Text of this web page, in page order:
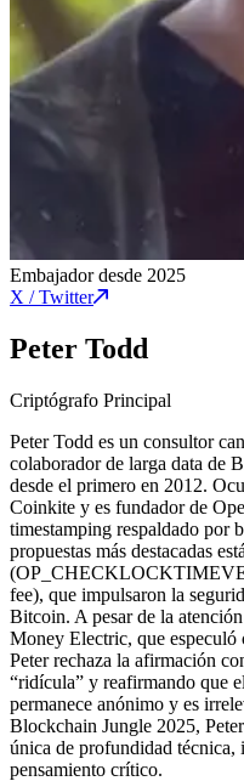
Embajador desde 2025
X / Twitter
Peter Todd
Criptógrafo Principal
Peter Todd es un consultor
colaborador de larga data de
desde el primero en 2012.
Coinkite y es fundador de
timestamping respaldado por
propuestas más destacadas
fee), que impulsaron la
Bitcoin. A pesar de la
Money Electric, que especuló
Peter rechaza la afirmación
“ridícula” y reafirmando que
permanece anónimo y es
Blockchain Jungle 2025,
única de profundidad
pensamiento crítico.